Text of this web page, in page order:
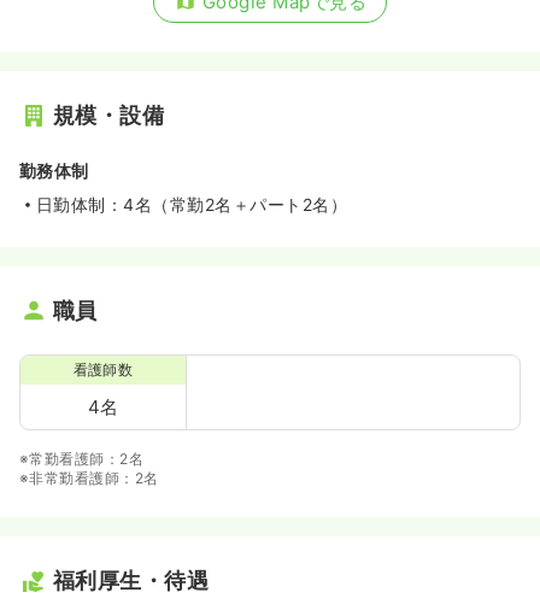
規模・設備
勤務体制
日勤体制：4名（常勤2名＋パート2名）
職員
看護師数
4名
※常勤看護師：2名
※非常勤看護師：2名
福利厚生・待遇